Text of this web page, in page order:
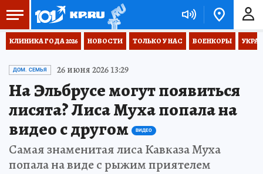
КЛИНИКА ГОДА 2026 НОВОСТИ ТОЛЬКО У НАС ВОЕНКОРЫ
ДОМ. СЕМЬЯ 26 июня 2026 13:29
На Эльбрусе могут появиться
лисята? Лиса Муха попала на
видео с другом
ВИДЕО
Самая знаменитая лиса Кавказа Муха
попала на виде с рыжим приятелем